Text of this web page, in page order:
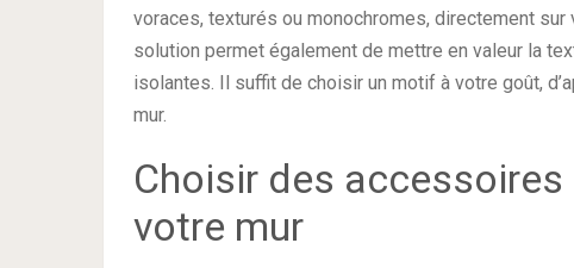
voraces, texturés ou monochromes, directement
solution permet également de mettre en valeur la
isolantes. Il suffit de choisir un motif à votre goût,
mur.
Choisir des
votre mur